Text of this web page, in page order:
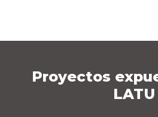
Proyectos
LATU